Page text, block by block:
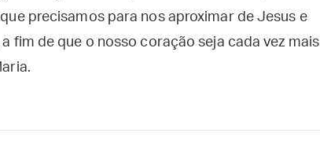
precisamos para nos aproximar de Jesus e
fim de que o nosso coração seja cada vez mais